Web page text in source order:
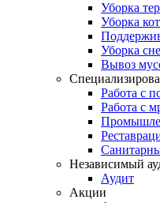
Уборка
Уборка
Уборка
Вывоз
Работа с
Работа с
Независимый
Аудит
Акции